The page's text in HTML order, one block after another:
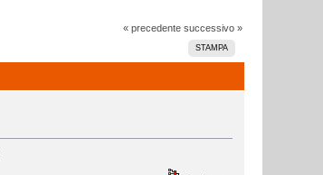
« precedente successivo »
STAMPA